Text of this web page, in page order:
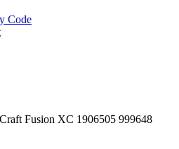
Code
Fusion XC 1906505 999648